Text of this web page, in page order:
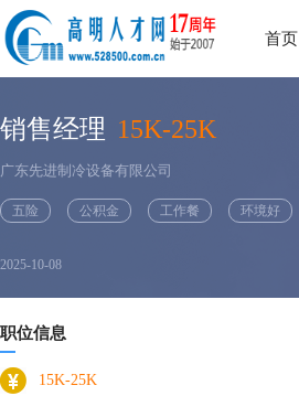
首页
销售经理 15K-25K
广东先进制冷设备有限公司
五险 公积金 工作餐 环境好
2025-10-08
职位信息
15K-25K